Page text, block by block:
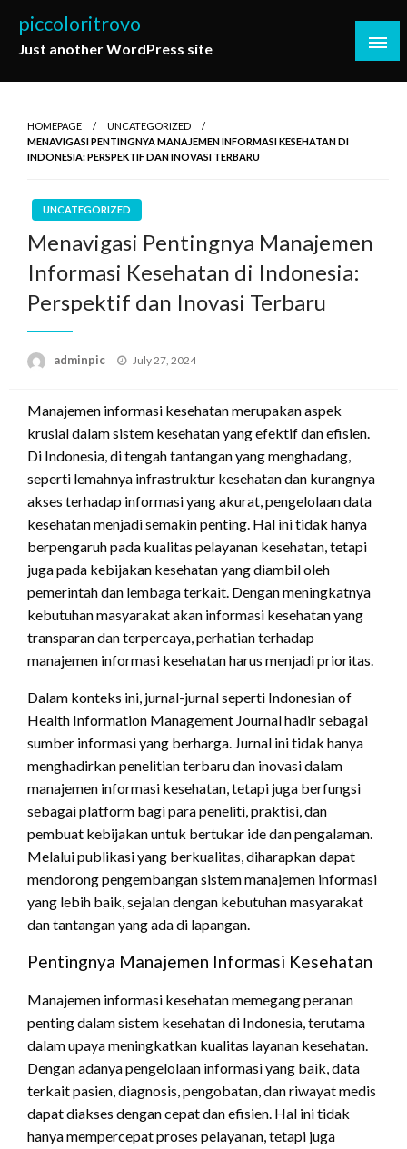
content
piccoloritrovo
Just another WordPress site
HOMEPAGE
UNCATEGORIZED
MENAVIGASI PENTINGNYA MANAJEMEN INFORMASI KESEHATAN DI
INDONESIA: PERSPEKTIF DAN INOVASI TERBARU
UNCATEGORIZED
Menavigasi Pentingnya Manajemen
Informasi Kesehatan di Indonesia:
Perspektif dan Inovasi Terbaru
adminpic
Posted
July 27, 2024
Manajemen informasi kesehatan merupakan aspek
krusial dalam sistem kesehatan yang efektif dan efisien.
Di Indonesia, di tengah tantangan yang menghadang,
seperti lemahnya infrastruktur kesehatan dan kurangnya
akses terhadap informasi yang akurat, pengelolaan data
kesehatan menjadi semakin penting. Hal ini tidak hanya
berpengaruh pada kualitas pelayanan kesehatan, tetapi
juga pada kebijakan kesehatan yang diambil oleh
pemerintah dan lembaga terkait. Dengan meningkatnya
kebutuhan masyarakat akan informasi kesehatan yang
transparan dan terpercaya, perhatian terhadap
manajemen informasi kesehatan harus menjadi prioritas.
Dalam konteks ini, jurnal-jurnal seperti Indonesian of
Health Information Management Journal hadir sebagai
sumber informasi yang berharga. Jurnal ini tidak hanya
menghadirkan penelitian terbaru dan inovasi dalam
manajemen informasi kesehatan, tetapi juga berfungsi
sebagai platform bagi para peneliti, praktisi, dan
pembuat kebijakan untuk bertukar ide dan pengalaman.
Melalui publikasi yang berkualitas, diharapkan dapat
mendorong pengembangan sistem manajemen informasi
yang lebih baik, sejalan dengan kebutuhan masyarakat
dan tantangan yang ada di lapangan.
Pentingnya Manajemen Informasi Kesehatan
Manajemen informasi kesehatan memegang peranan
penting dalam sistem kesehatan di Indonesia, terutama
dalam upaya meningkatkan kualitas layanan kesehatan.
Dengan adanya pengelolaan informasi yang baik, data
terkait pasien, diagnosis, pengobatan, dan riwayat medis
dapat diakses dengan cepat dan efisien. Hal ini tidak
hanya mempercepat proses pelayanan, tetapi juga